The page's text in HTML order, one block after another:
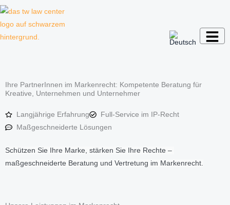
Zum
Ihre PartnerInnen im Markenrecht: Kompetente Beratung für
Kreative, Unternehmen und Unternehmer
Langjährige Erfahrung
Full-Service im IP-Recht
Maßgeschneiderte Lösungen
Schützen Sie Ihre Marke, stärken Sie Ihre Rechte –
maßgeschneiderte Beratung und Vertretung im Markenrecht.